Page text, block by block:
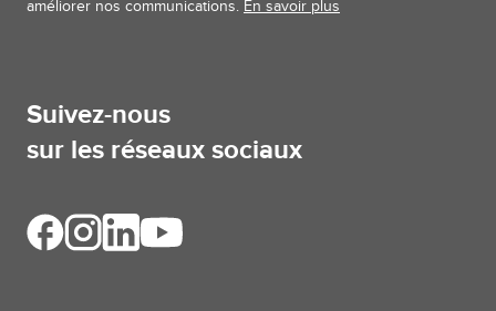
améliorer nos communications. En savoir plus
Suivez-nous
sur les réseaux sociaux